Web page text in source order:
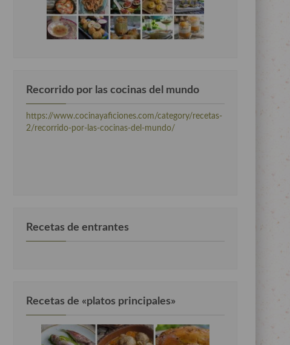
Recorrido por las cocinas del mundo
https://www.cocinayaficiones.com/category/recetas-
2/recorrido-por-las-cocinas-del-mundo/
Recetas de entrantes
Recetas de «platos principales»